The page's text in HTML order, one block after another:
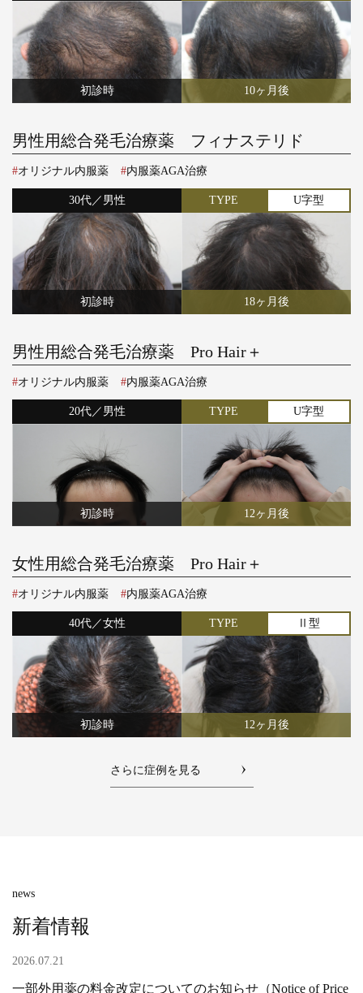
初診時 10ヶ月後
男性用総合発毛治療薬 フィナステリド
オリジナル内服薬 内服薬AGA治療
30代／男性
初診時
TYPE U字型
18ヶ月後
男性用総合発毛治療薬 Pro Hair＋
オリジナル内服薬 内服薬AGA治療
20代／男性
初診時
TYPE U字型
12ヶ月後
女性用総合発毛治療薬 Pro Hair＋
オリジナル内服薬 内服薬AGA治療
40代／女性
初診時
TYPE Ⅱ型
12ヶ月後
さらに症例を見る
news
新着情報
2026.07.21
一部外用薬の料金改定についてのお知らせ（Notice of Price